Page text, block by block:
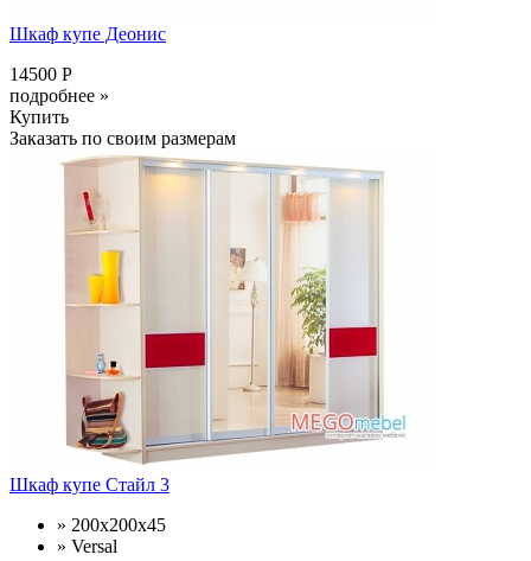
Шкаф купе Деонис
14500 Р
подробнее »
Купить
Заказать по своим размерам
Шкаф купе Стайл 3
» 200х200х45
» Versal